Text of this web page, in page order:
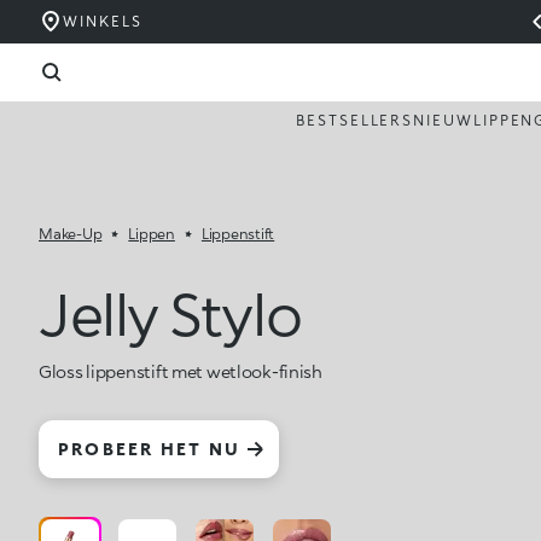
WINKELS
BESTSELLERS NIEUW LIPPEN
Make-Up Lippen Lippenstift
Jelly Stylo
Gloss lippenstift met wetlook-finish
PROBEER HET NU